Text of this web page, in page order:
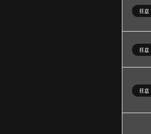
任意
任意
任意